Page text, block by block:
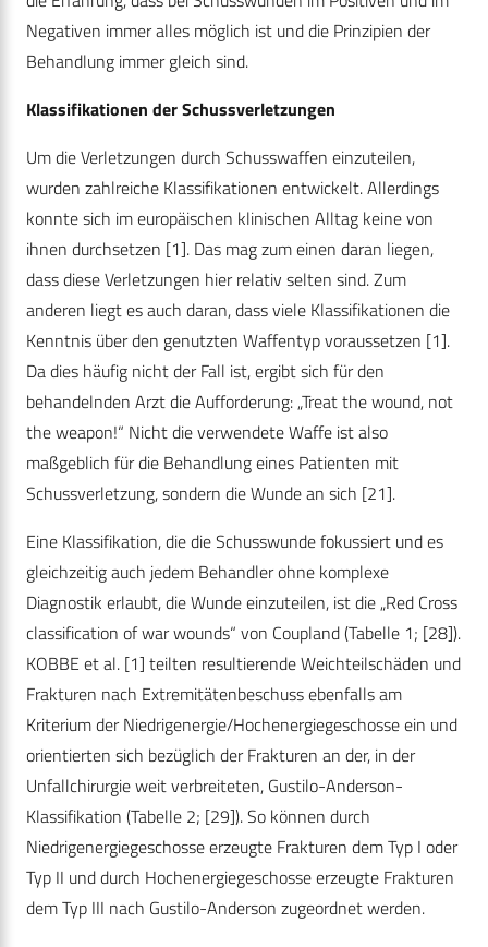
Negativen immer alles möglich ist und die Prinzipien der
Behandlung immer gleich sind.
Klassifikationen der Schussverletzungen
Um die Verletzungen durch Schusswaffen einzuteilen,
wurden zahlreiche Klassifikationen entwickelt. Allerdings
konnte sich im europäischen klinischen Alltag keine von
ihnen durchsetzen [1]. Das mag zum einen daran liegen,
dass diese Verletzungen hier relativ selten sind. Zum
anderen liegt es auch daran, dass viele Klassifikationen die
Kenntnis über den genutzten Waffentyp voraussetzen [1].
Da dies häufig nicht der Fall ist, ergibt sich für den
behandelnden Arzt die Aufforderung: „Treat the wound, not
the weapon!“ Nicht die verwendete Waffe ist also
maßgeblich für die Behandlung eines Patienten mit
Schussverletzung, sondern die Wunde an sich [21].
Eine Klassifikation, die die Schusswunde fokussiert und es
gleichzeitig auch jedem Behandler ohne komplexe
Diagnostik erlaubt, die Wunde einzuteilen, ist die „Red Cross
classification of war wounds“ von Coupland (Tabelle 1; [28]).
KOBBE et al. [1] teilten resultierende Weichteilschäden und
Frakturen nach Extremitätenbeschuss ebenfalls am
Kriterium der Niedrigenergie/Hochenergiegeschosse ein und
orientierten sich bezüglich der Frakturen an der, in der
Unfallchirurgie weit verbreiteten, Gustilo-Anderson-
Klassifikation (Tabelle 2; [29]). So können durch
Niedrigenergiegeschosse erzeugte Frakturen dem Typ I oder
Typ II und durch Hochenergiegeschosse erzeugte Frakturen
dem Typ III nach Gustilo-Anderson zugeordnet werden.